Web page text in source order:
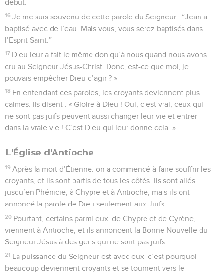
début.
16 Je me suis souvenu de cette parole du Seigneur : “Jean a
baptisé avec de l’eau. Mais vous, vous serez baptisés dans
l’Esprit Saint.”
17 Dieu leur a fait le même don qu’à nous quand nous avons
cru au Seigneur Jésus-Christ. Donc, est-ce que moi, je
pouvais empêcher Dieu d’agir ? »
18 En entendant ces paroles, les croyants deviennent plus
calmes. Ils disent : « Gloire à Dieu ! Oui, c’est vrai, ceux qui
ne sont pas juifs peuvent aussi changer leur vie et entrer
dans la vraie vie ! C’est Dieu qui leur donne cela. »
L'Église d'Antioche
19 Après la mort d’Étienne, on a commencé à faire souffrir les
croyants, et ils sont partis de tous les côtés. Ils sont allés
jusqu’en Phénicie, à Chypre et à Antioche, mais ils ont
annoncé la parole de Dieu seulement aux Juifs.
20 Pourtant, certains parmi eux, de Chypre et de Cyrène,
viennent à Antioche, et ils annoncent la Bonne Nouvelle du
Seigneur Jésus à des gens qui ne sont pas juifs.
21 La puissance du Seigneur est avec eux, c’est pourquoi
beaucoup deviennent croyants et se tournent vers le